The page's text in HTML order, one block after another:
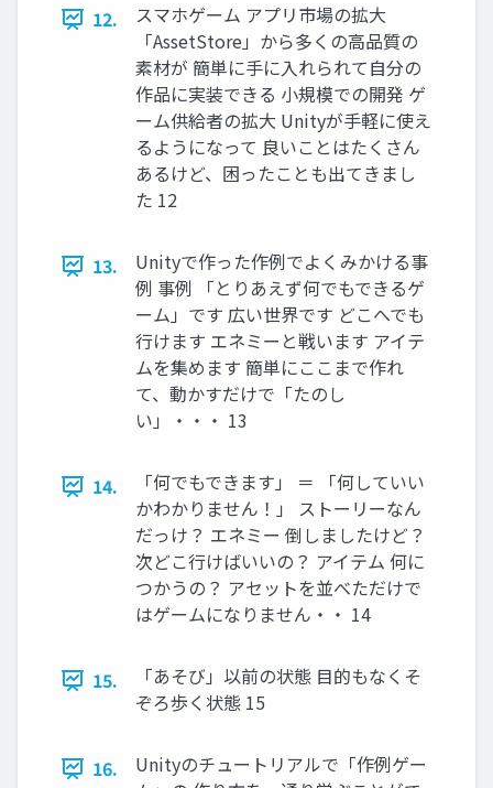
12.
スマホゲーム アプリ市場の拡大
「AssetStore」から多くの高品質の
素材が 簡単に手に入れられて自分の
作品に実装できる 小規模での開発 ゲ
ーム供給者の拡大 Unityが手軽に使え
るようになって 良いことはたくさん
あるけど、困ったことも出てきまし
た 12
13.
Unityで作った作例でよくみかける事
例 事例 「とりあえず何でもできるゲ
ーム」です 広い世界です どこへでも
行けます エネミーと戦います アイテ
ムを集めます 簡単にここまで作れ
て、動かすだけで「たのし
い」・・・ 13
14.
「何でもできます」 ＝ 「何していい
かわかりません！」 ストーリーなん
だっけ？ エネミー 倒しましたけど？
次どこ行けばいいの？ アイテム 何に
つかうの？ アセットを並べただけで
はゲームになりません・・ 14
15.
「あそび」以前の状態 目的もなくそ
ぞろ歩く状態 15
16.
Unityのチュートリアルで「作例ゲー